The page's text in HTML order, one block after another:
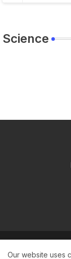
Science
Our website uses